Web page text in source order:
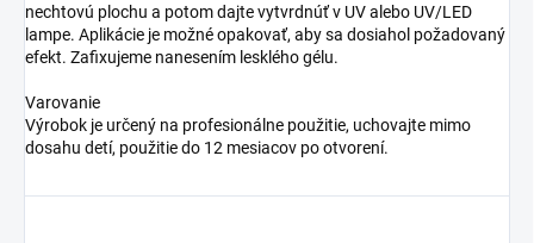
nechtovú plochu a potom dajte vytvrdnúť v UV alebo UV/LED
lampe. Aplikácie je možné opakovať, aby sa dosiahol požadovaný
efekt. Zafixujeme nanesením lesklého gélu.
Varovanie
Výrobok je určený na profesionálne použitie, uchovajte mimo
dosahu detí, použitie do 12 mesiacov po otvorení.